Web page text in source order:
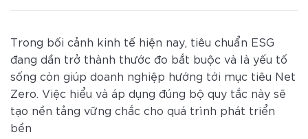
Trong bối cảnh kinh tế hiện nay, tiêu chuẩn ESG
đang dần trở thành thước đo bắt buộc và là yếu tố
sống còn giúp doanh nghiệp hướng tới mục tiêu Net
Zero. Việc hiểu và áp dụng đúng bộ quy tắc này sẽ
tạo nền tảng vững chắc cho quá trình phát triển
bền